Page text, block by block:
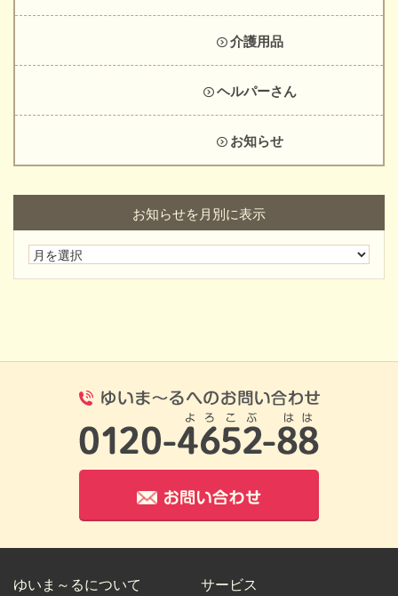
介護用品
ヘルパーさん
お知らせ
お知らせを月別に表示
0120-4652-
ゆいま～るについて サービス